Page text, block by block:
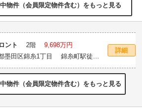
物件（会員限定物件含む）をもっと見る
ント 2階9,698万円
詳細
物件（会員限定物件含む）をもっと見る